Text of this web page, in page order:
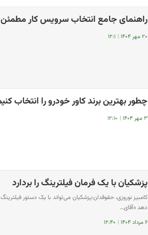
راهنمای جامع انتخاب سرویس کار مطمئن
۲۰ مهر ۱۴۰۴ | ۱۲:۱
چطور بهترین برند کاور خودرو را انتخاب
۳ مهر ۱۴۰۴ | ۱۲:۱۰
پزشکیان با یک فرمان فیلترینگ را بردارد
کامبیز نوروزی، حقوقدان:پزشکیان می‌تواند با یک دستور فیلترینگ
دهد «آقای…
۶ مرداد ۱۴۰۴ | ۱۲:۴۰